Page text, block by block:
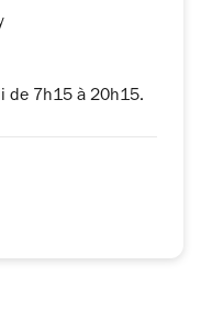
de 7h15 à 20h15.